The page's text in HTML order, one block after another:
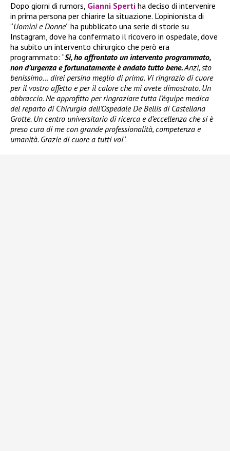
Dopo giorni di rumors, Gianni Sperti ha deciso di intervenire
in prima persona per chiarire la situazione. L’opinionista di
“Uomini e Donne” ha pubblicato una serie di storie su
Instagram, dove ha confermato il ricovero in ospedale, dove
ha subito un intervento chirurgico che però era
programmato: “Sì, ho affrontato un intervento programmato,
non d’urgenza e fortunatamente è andato tutto bene.Anzi, sto
benissimo… direi persino meglio di prima. Vi ringrazio di cuore
per il vostro affetto e per il calore che mi avete dimostrato. Un
abbraccio. Ne approfitto per ringraziare tutta l’équipe medica
del reparto di Chirurgia dell’Ospedale De Bellis di Castellana
Grotte. Un centro universitario di ricerca e d’eccellenza che si è
preso cura di me con grande professionalità, competenza e
umanità. Grazie di cuore a tutti voi“.